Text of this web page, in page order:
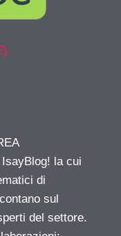
la cui
di
sul
del settore.